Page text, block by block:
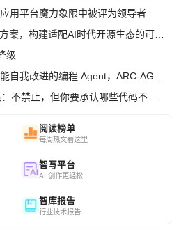
用平台魔力象限中被评为领导者
级
阅读榜单
每周热文看这里
智写平台
AI 创作更轻松
智库报告
行业技术报告